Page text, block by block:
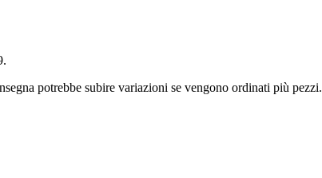
.
potrebbe subire variazioni se vengono ordinati più pezzi.